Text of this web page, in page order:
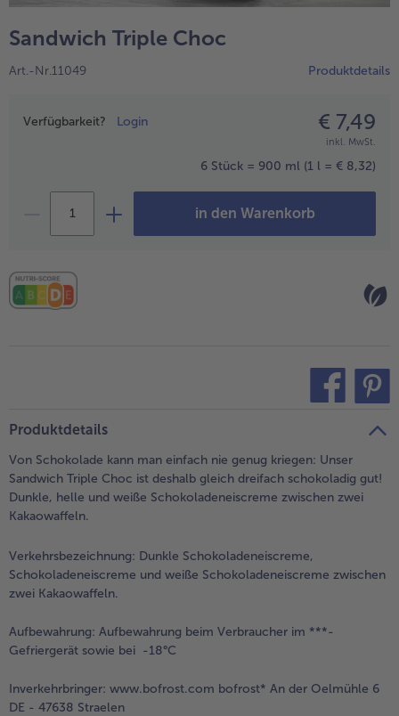
alle Obst
alle Süße Vielfalt
Confiserie & Feinkost
alle Küchenhelfer
Sandwich Triple Choc
Art.-Nr.11049 Produktdetails
Preisangabe
Verfügbarkeit? Login € 7,49
inkl. MwSt.
6 Stück = 900 ml (1 l = € 8,32)
in den Warenkorb
Produktdetails
Von Schokolade kann man einfach nie genug kriegen: Unser
Sandwich Triple Choc ist deshalb gleich dreifach schokoladig gut!
Dunkle, helle und weiße Schokoladeneiscreme zwischen zwei
Kakaowaffeln.
Verkehrsbezeichnung: Dunkle Schokoladeneiscreme,
Schokoladeneiscreme und weiße Schokoladeneiscreme zwischen
zwei Kakaowaffeln.
Aufbewahrung: Aufbewahrung beim Verbraucher im ***-
Gefriergerät sowie bei -18°C
Inverkehrbringer: www.bofrost.com bofrost* An der Oelmühle 6
DE - 47638 Straelen